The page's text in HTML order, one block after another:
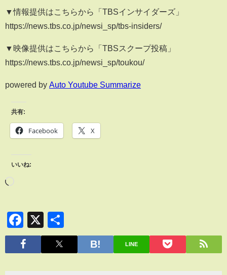
▼情報提供はこちらから「TBSインサイダーズ」
https://news.tbs.co.jp/newsi_sp/tbs-insiders/
▼映像提供はこちらから「TBSスクープ投稿」
https://news.tbs.co.jp/newsi_sp/toukou/
powered by Auto Youtube Summarize
共有:
Facebook X
いいね:
Facebook
X
有
LINE